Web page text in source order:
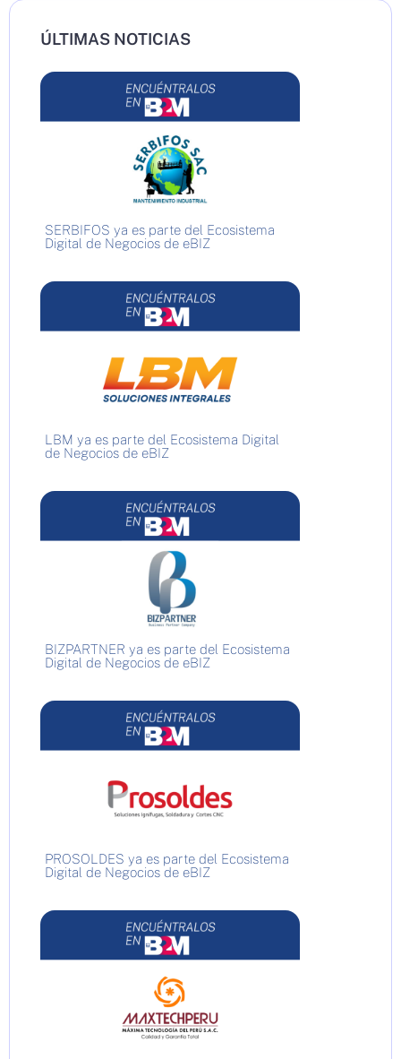
ÚLTIMAS NOTICIAS
SERBIFOS ya es parte del Ecosistema
Digital de Negocios de eBIZ
LBM ya es parte del Ecosistema Digital
de Negocios de eBIZ
BIZPARTNER ya es parte del Ecosistema
Digital de Negocios de eBIZ
PROSOLDES ya es parte del Ecosistema
Digital de Negocios de eBIZ